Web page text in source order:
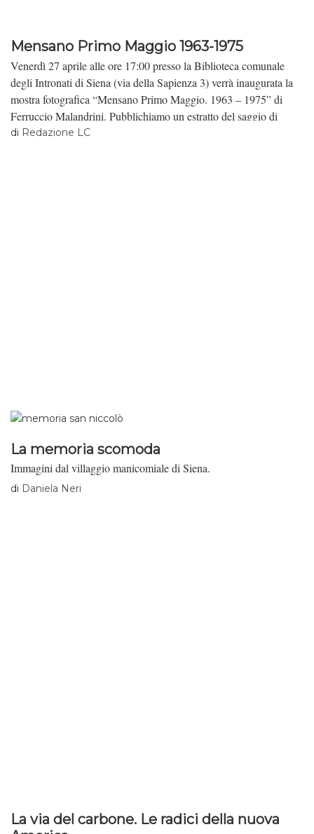
Mensano Primo Maggio 1963-1975
Venerdì 27 aprile alle ore 17:00 presso la Biblioteca comunale
degli Intronati di Siena (via della Sapienza 3) verrà inaugurata la
mostra fotografica “Mensano Primo Maggio. 1963 – 1975” di
Ferruccio Malandrini. Pubblichiamo un estratto del saggio di
Maria Luisa Meoni, Ritualità, coscienza politica e memoria
di Redazione LC
La memoria scomoda
Immagini dal villaggio manicomiale di Siena.
di Daniela Neri
La via del carbone. Le radici della nuova